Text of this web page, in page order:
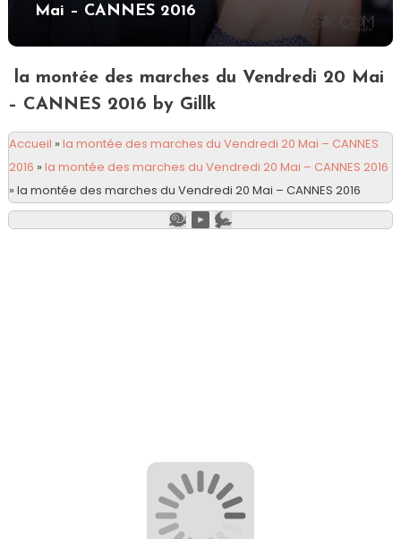
Mai – CANNES 2016
la montée des marches du Vendredi 20 Mai
– CANNES 2016 by Gillk
Accueil »la montée des marches du Vendredi 20 Mai – CANNES
2016 »la montée des marches du Vendredi 20 Mai – CANNES 2016
»la montée des marches du Vendredi 20 Mai – CANNES 2016